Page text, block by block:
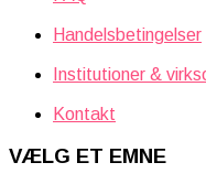
Handelsbetingelser
Institutioner &
Kontakt
VÆLG ET EMNE